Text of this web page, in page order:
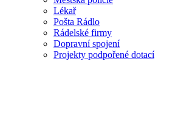
Lékař
Pošta Rádlo
Rádelské firmy
Dopravní spojení
Projekty podpořené dotací